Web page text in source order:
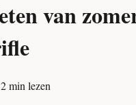
van
2min lezen